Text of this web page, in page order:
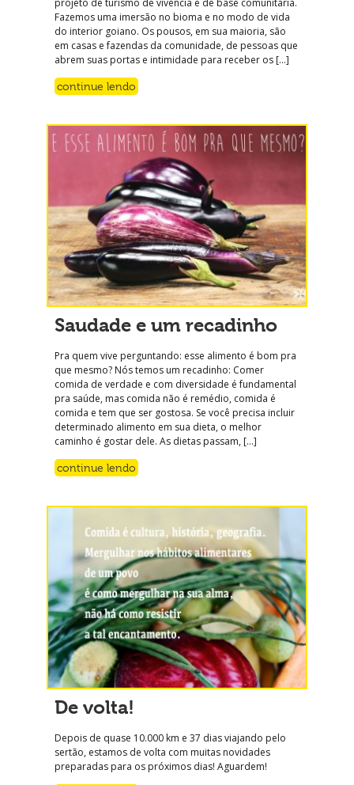
projeto de turismo de vivência e de base comunitária.
Fazemos uma imersão no bioma e no modo de vida
do interior goiano. Os pousos, em sua maioria, são
em casas e fazendas da comunidade, de pessoas que
abrem suas portas e intimidade para receber os […]
continue lendo
Saudade e um recadinho
Pra quem vive perguntando: esse alimento é bom pra
que mesmo? Nós temos um recadinho: Comer
comida de verdade e com diversidade é fundamental
pra saúde, mas comida não é remédio, comida é
comida e tem que ser gostosa. Se você precisa incluir
determinado alimento em sua dieta, o melhor
caminho é gostar dele. As dietas passam, […]
continue lendo
De volta!
Depois de quase 10.000 km e 37 dias viajando pelo
sertão, estamos de volta com muitas novidades
preparadas para os próximos dias! Aguardem!